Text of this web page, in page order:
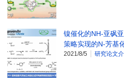
镍催化的NH-亚砜
策略实现的N-芳基
2021/8/5 研究论文